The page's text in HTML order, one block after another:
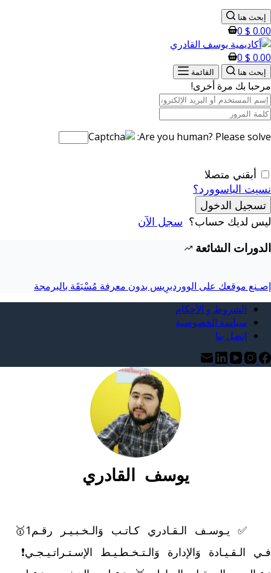
إبحث هنا
0.00
$
0
0.00
$
0
إبحث هنا القائمة
مرحبا بك مرة أخرى!
Are you human? Please solve:
أبقني متصلا
نسيت الباسوورد؟
تسجيل الدخول
ليس لديك حساب؟ سجل الآن
الدورات الشائعة
إصـنع موقعك على الووردبرِيس بدون معرفة مُسْبَقَة بالبرمجة
الشروط و الأحكام
سياسة الخصوصية
إتصل بنا
يوسف القادري